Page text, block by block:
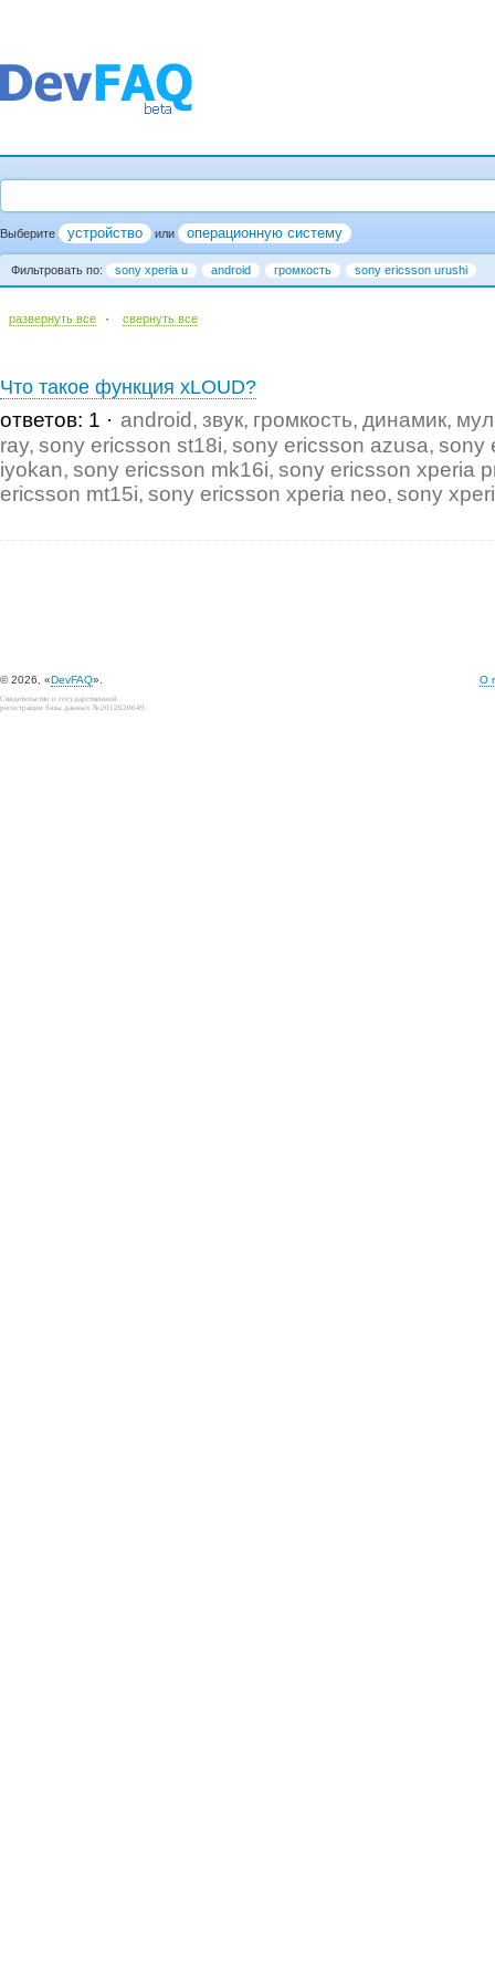
Выберите устройство или операционную систему
Фильтровать по: sony xperia u android громкость sony ericsson urushi
развернуть все · cвернуть все
Что такое функция xLOUD?
ответов: 1 android звук громкость динамик
ray sony ericsson st18i sony ericsson azusa sony
iyokan sony ericsson mk16i sony ericsson xperia
ericsson mt15i sony ericsson xperia neo sony
© 2026, «DevFAQ». О
Свидетельство о государственной
регистрации базы данных №2012620649.